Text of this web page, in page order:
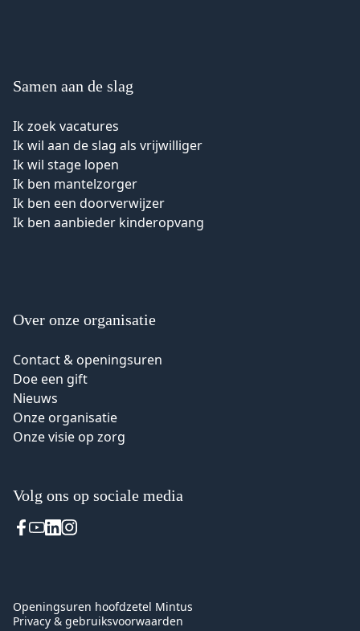
Samen aan de slag
Ik zoek vacatures
Ik wil aan de slag als vrijwilliger
Ik wil stage lopen
Ik ben mantelzorger
Ik ben een doorverwijzer
Ik ben aanbieder kinderopvang
Over onze organisatie
Contact & openingsuren
Doe een gift
Nieuws
Onze organisatie
Onze visie op zorg
Volg ons op sociale media
Voet
Openingsuren hoofdzetel Mintus
Privacy & gebruiksvoorwaarden